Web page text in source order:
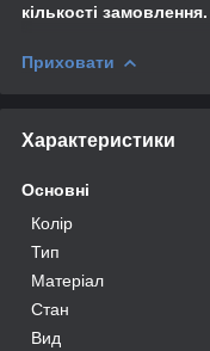
кількості замовлення.
Приховати
Характеристики
Основні
Колір
Тип
Матеріал
Стан
Вид